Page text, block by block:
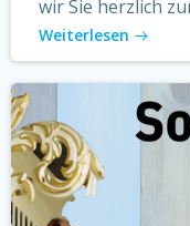
wir Sie herzlich
Weiterlesen